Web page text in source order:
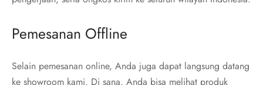
Pemesanan Offline
Selain pemesanan online, Anda juga dapat langsung datang
ke showroom kami. Di sana, Anda bisa melihat produk